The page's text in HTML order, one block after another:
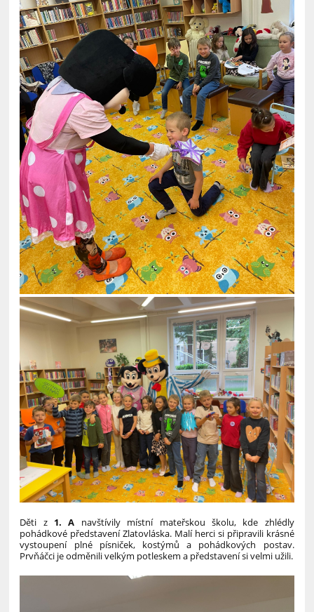
Děti z 1. A navštívily místní mateřskou školu, kde zhlédly
pohádkové představení Zlatovláska. Malí herci si připravili krásné
vystoupení plné písniček, kostýmů a pohádkových postav.
Prvňáčci je odměnili velkým potleskem a představení si velmi užili.